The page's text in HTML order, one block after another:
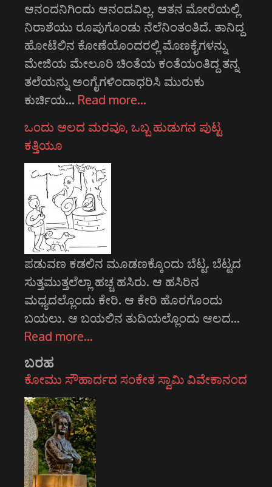
ಆನಂದನಿಗಿಂದು ಆನಂದವಿಲ್ಲ. ಆತನ ಮೋರೆಯಲ್ಲಿ
ನಿರಾಶೆಯು ರೂಪುಗೊಂಡು ನೆಲೆನಿಂತಂತಿದೆ. ತಾನಿದ್ದ
ಹೋಟೆಲಿನ ಕೋಣೆಯೊಂದರಲ್ಲಿ ಮೊಣಕೈಗಳನ್ನು
ಮೇಜಿಯ ಮೇಲೂರಿ ಚಿಂತೆಯ ಕಂತೆಯಂತಿದ್ದ ತನ್ನ
ತಲೆಯನ್ನು ಅಂಗೈಗಳಿಂದಾಧರಿಸಿ ಮುರುಕು
ಕುರ್ಚಿಯ… Read more…
ಒಂದು ಆಲದ ಮರವೂ, ಒಬ್ಬ ಹುಡುಗನ ಪುಟ್ಟ
ಕತ್ತಿಯೂ
ಪಡುವಣ ಕಡಲಿನ ಮೂಡಣಕ್ಕೊಂದು ಬೆಟ್ಟ. ಬೆಟ್ಟದ
ಸುತ್ತಮುತ್ತಲೆಲ್ಲಾ ಹಚ್ಚ ಹಸಿರು. ಆ ಹಸಿರಿನ
ಮಧ್ಯದಲ್ಲೊಂದು ಕೇರಿ. ಆ ಕೇರಿ ಹೊರಗೊಂದು
ಬಯಲು. ಆ ಬಯಲಿನ ತುದಿಯಲ್ಲೊಂದು ಆಲದ…
Read more…
ಬರಹ
ಕೋಮು ಸೌಹಾರ್ದದ ಸಂಕೇತ ಸ್ವಾಮಿ ವಿವೇಕಾನಂದ